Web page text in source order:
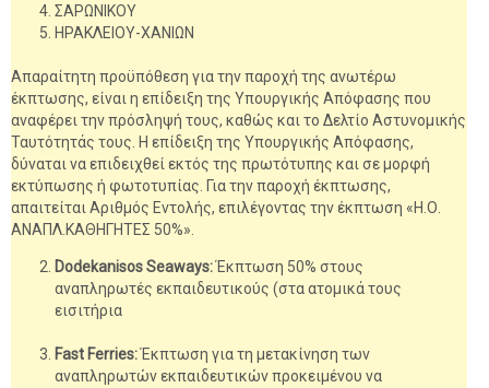
ΣΑΡΩΝΙΚΟΥ
ΗΡΑΚΛΕΙΟΥ-ΧΑΝΙΩΝ
Απαραίτητη προϋπόθεση για την παροχή της ανωτέρω
έκπτωσης, είναι η επίδειξη της Υπουργικής Απόφασης που
αναφέρει την πρόσληψή τους, καθώς και το Δελτίο Αστυνομικής
Ταυτότητάς τους. Η επίδειξη της Υπουργικής Απόφασης,
δύναται να επιδειχθεί εκτός της πρωτότυπης και σε μορφή
εκτύπωσης ή φωτοτυπίας. Για την παροχή έκπτωσης,
απαιτείται Αριθμός Εντολής, επιλέγοντας την έκπτωση «Η.Ο.
ΑΝΑΠΛ.ΚΑΘΗΓΗΤΕΣ 50%».
Dodekanisos Seaways:Έκπτωση 50% στους
αναπληρωτές εκπαιδευτικούς (στα ατομικά τους
εισιτήρια
Fast Ferries:Έκπτωση για τη μετακίνηση των
αναπληρωτών εκπαιδευτικών προκειμένου να